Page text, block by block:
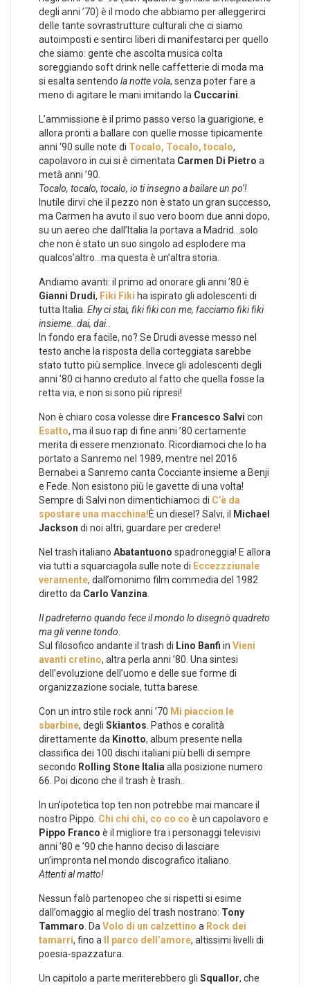
degli anni ’70) è il modo che abbiamo per alleggerirci
delle tante sovrastrutture culturali che ci siamo
autoimposti e sentirci liberi di manifestarci per quello
che siamo: gente che ascolta musica colta
soreggiando soft drink nelle caffetterie di moda ma
si esalta sentendo la notte vola, senza poter fare a
meno di agitare le mani imitando la Cuccarini
L’ammissione è il primo passo verso la guarigione, e
allora pronti a ballare con quelle mosse tipicamente
anni ‘90 sulle note di Tocalo, Tocalo, tocalo,
capolavoro in cui si è cimentata Carmen Di Pietro a
metà anni ’90.
Tocalo, tocalo, tocalo, io ti insegno a bailare un po’!
Inutile dirvi che il pezzo non è stato un gran successo,
ma Carmen ha avuto il suo vero boom due anni dopo,
su un aereo che dall’Italia la portava a Madrid…solo
che non è stato un suo singolo ad esplodere ma
qualcos’altro…ma questa è un’altra storia.
Andiamo avanti: il primo ad onorare gli anni ’80 è
Gianni Drudi, Fiki Fiki ha ispirato gli adolescenti di
tutta Italia. Ehy ci stai, fiki fiki con me, facciamo fiki fiki
insieme..dai, dai..
In fondo era facile, no? Se Drudi avesse messo nel
testo anche la risposta della corteggiata sarebbe
stato tutto più semplice. Invece gli adolescenti degli
anni ’80 ci hanno creduto al fatto che quella fosse la
retta via, e non si sono più ripresi!
Non è chiaro cosa volesse dire Francesco Salvi con
Esatto, ma il suo rap di fine anni ’80 certamente
merita di essere menzionato. Ricordiamoci che lo ha
portato a Sanremo nel 1989, mentre nel 2016
Bernabei a Sanremo canta Cocciante insieme a Benji
e Fede. Non esistono più le gavette di una volta!
Sempre di Salvi non dimentichiamoci di C’è da
spostare una macchina!È un diesel? Salvi, il
Michael
Jackson di noi altri, guardare per credere!
Nel trash italiano Abatantuono spadroneggia! E allora
via tutti a squarciagola sulle note di Eccezzziunale
veramente, dall’omonimo film commedia del 1982
diretto da Carlo Vanzina
Il padreterno quando fece il mondo lo disegnò quadreto
ma gli venne tondo
Sul filosofico andante il trash di Lino Banfi in Vieni
avanti cretino, altra perla anni ’80. Una sintesi
dell’evoluzione dell’uomo e delle sue forme di
organizzazione sociale, tutta barese.
Con un intro stile rock anni ’70 Mi piaccion le
sbarbine, degli Skiantos . Pathos e coralità
direttamente da Kinotto, album presente nella
classifica dei 100 dischi italiani più belli di sempre
secondo Rolling Stone Italia alla posizione numero
66. Poi dicono che il trash è trash..
In un’ipotetica top ten non potrebbe mai mancare il
nostro Pippo. Chi chi chi, co co co è un capolavoro e
Pippo Franco è il migliore tra i personaggi televisivi
anni ’80 e ’90 che hanno deciso di lasciare
un’impronta nel mondo discografico italiano.
Attenti al matto!
Nessun falò partenopeo che si rispetti si esime
dall’omaggio al meglio del trash nostrano: Tony
Tammaro . Da Volo di un calzettino a Rock dei
tamarri, fino a Il parco dell’amore, altissimi livelli di
poesia-spazzatura.
Un capitolo a parte meriterebbero gli Squallor, che